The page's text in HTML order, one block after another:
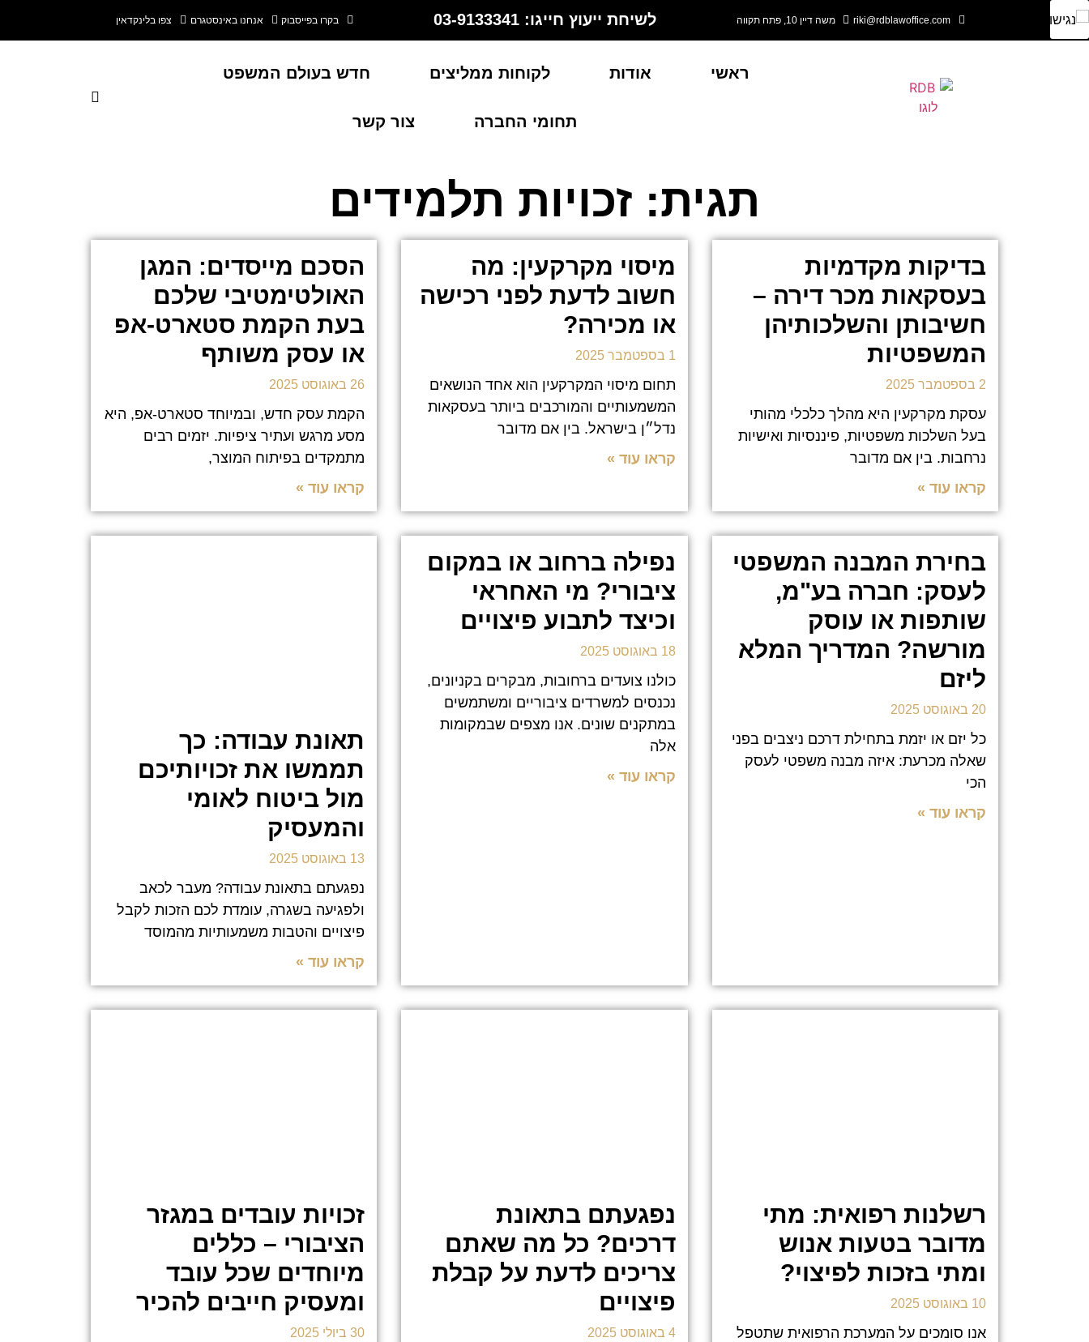
riki@rdblawoffice.com משה דיין 10, פתח תקווה לשיחת ייעוץ חייגו: 03-9133341 בקרו בפייסבוק אנחנו באינסטגרם צפו בלינקדאין
ראשי אודות לקוחות ממליצים חדש בעולם המשפט
תחומי החברה צור קשר
תגית: זכויות תלמידים
בדיקות מקדמיות
בעסקאות מכר דירה –
חשיבותן והשלכותיהן
המשפטיות
2 בספטמבר 2025
עסקת מקרקעין היא מהלך כלכלי מהותי
בעל השלכות משפטיות, פיננסיות ואישיות
נרחבות. בין אם מדובר
קראו עוד »
מיסוי מקרקעין: מה
חשוב לדעת לפני רכישה
או מכירה?
1 בספטמבר 2025
תחום מיסוי המקרקעין הוא אחד הנושאים
המשמעותיים והמורכבים ביותר בעסקאות
נדל״ן בישראל. בין אם מדובר
קראו עוד »
הסכם מייסדים: המגן
האולטימטיבי שלכם
בעת הקמת סטארט-אפ
או עסק משותף
26 באוגוסט 2025
הקמת עסק חדש, ובמיוחד סטארט-אפ, היא
מסע מרגש ועתיר ציפיות. יזמים רבים
מתמקדים בפיתוח המוצר,
קראו עוד »
בחירת המבנה המשפטי
לעסק: חברה בע"מ,
שותפות או עוסק
מורשה? המדריך המלא
ליזם
20 באוגוסט 2025
כל יזם או יזמת בתחילת דרכם ניצבים בפני
שאלה מכרעת: איזה מבנה משפטי לעסק
הכי
קראו עוד »
נפילה ברחוב או במקום
ציבורי? מי האחראי
וכיצד לתבוע פיצויים
18 באוגוסט 2025
כולנו צועדים ברחובות, מבקרים בקניונים,
נכנסים למשרדים ציבוריים ומשתמשים
במתקנים שונים. אנו מצפים שבמקומות
אלה
קראו עוד »
תאונת עבודה: כך
תממשו את זכויותיכם
מול ביטוח לאומי
והמעסיק
13 באוגוסט 2025
נפגעתם בתאונת עבודה? מעבר לכאב
ולפגיעה בשגרה, עומדת לכם הזכות לקבל
פיצויים והטבות משמעותיות מהמוסד
קראו עוד »
רשלנות רפואית: מתי
מדובר בטעות אנוש
ומתי בזכות לפיצוי?
10 באוגוסט 2025
אנו סומכים על המערכת הרפואית שתטפל
נפגעתם בתאונת
דרכים? כל מה שאתם
צריכים לדעת על קבלת
פיצויים
4 באוגוסט 2025
זכויות עובדים במגזר
הציבורי – כללים
מיוחדים שכל עובד
ומעסיק חייבים להכיר
30 ביולי 2025